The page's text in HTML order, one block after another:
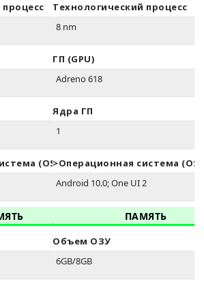
(OS)
Технологический процесс
8 nm
ГП (GPU)
Adreno 618
Ядра ГП
1
>Oперационная система (OS)
Android 10.0; One UI 2
ПАМЯТЬ
Объем ОЗУ
6GB/8GB